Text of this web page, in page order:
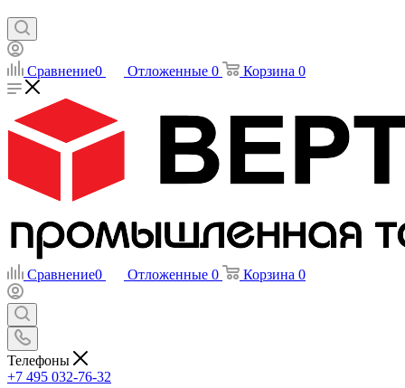
Сравнение0 Отложенные 0 Корзина 0
Сравнение0 Отложенные 0 Корзина 0
Телефоны
+7 495 032-76-32